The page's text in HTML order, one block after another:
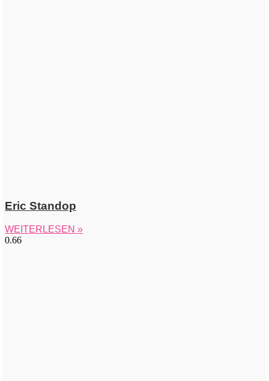
Eric Standop
WEITERLESEN »